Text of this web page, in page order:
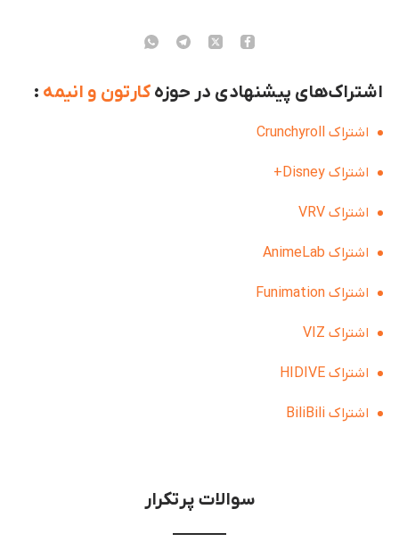
اشتراک‌های پیشنهادی در حوزهکارتون و انیمه :
اشتراک Crunchyroll
اشتراک Disney+
اشتراک VRV
اشتراک AnimeLab
اشتراک Funimation
اشتراک VIZ
اشتراک HIDIVE
اشتراک BiliBili
سوالات پرتکرار